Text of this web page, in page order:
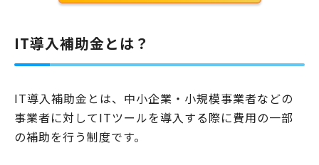
IT導入補助金とは？
IT導入補助金とは、中小企業・小規模事業者などの
事業者に対してITツールを導入する際に費用の一部
の補助を行う制度です。